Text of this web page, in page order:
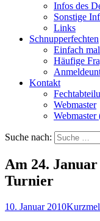
Infos des
Sonstige
Links
Schnupperfechten
Einfach
Häufige
Kontakt
Webmaster
Suche nach:
Am 24.
Turnier
10. Januar 2010